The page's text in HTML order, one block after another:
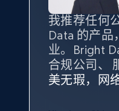
posted, Photos,
10.3K+
我推荐任何
Data 的产品
业。Bright
合规公司、
美无瑕，网
Bright Data
设施，助您
根据我的使
的服务价值
最重要的是
最多的数据
Data 和
方。
我们对
象深刻，对
我们对与
到非常满意